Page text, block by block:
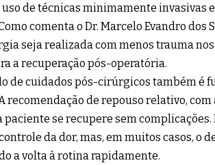
de técnicas minimamente invasivas
comenta o Dr. Marcelo Evandro dos
seja realizada com menos trauma
a recuperação pós-operatória.
de cuidados pós-cirúrgicos também é
recomendação de repouso relativo,
se recupere sem
da dor, mas, em muitos casos, o
a volta à rotina rapidamente.